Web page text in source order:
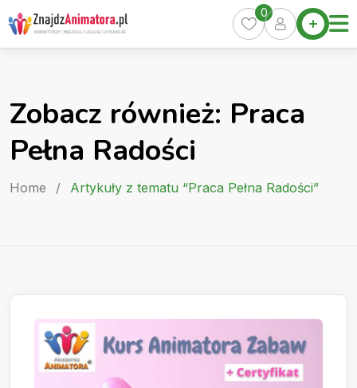
Skip
to
content
Home
Oferty
Pakiety
0
Zobacz również: Praca
Pełna Radości
Home / Artykuły z tematu “Praca Pełna Radości”